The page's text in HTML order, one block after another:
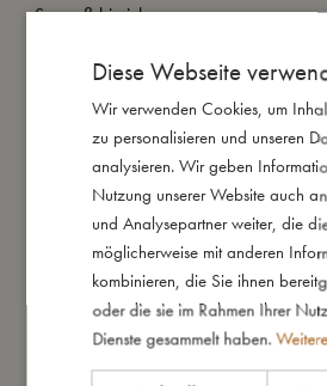
So groß bin ich
So kannst Du mich pflegen
Meine Daten
Diese Webseite
Wir verwenden Cookies, um
zu personalisieren und unseren
analysieren. Wir geben
Nutzung unserer Website auch
und Analysepartner weiter, die
möglicherweise mit anderen
kombinieren, die Sie ihnen
oder die sie im Rahmen Ihrer
Dienste gesammelt haben.